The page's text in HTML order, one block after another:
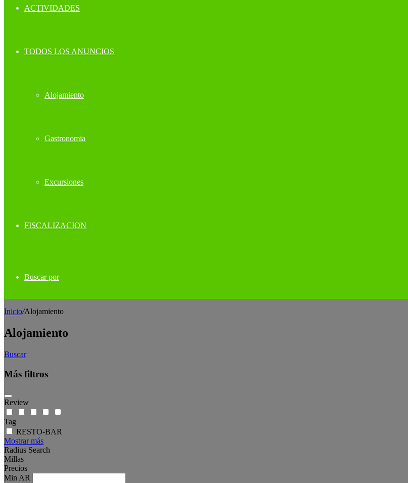
ACTIVIDADES
TODOS LOS ANUNCIOS
Alojamiento
Gastronomia
Excursiones
FISCALIZACION
Buscar por
Inicio/Alojamiento
Alojamiento
Buscar
Más filtros
Review
Tag
RESTO-BAR
Mostrar más
Radius Search
Millas
Precios
Min AR